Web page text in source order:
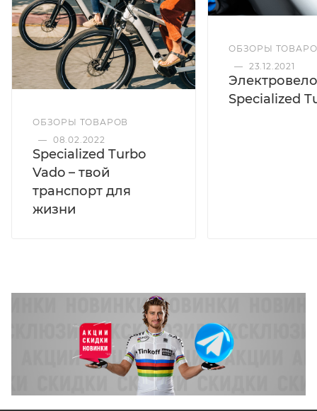
ОБЗОРЫ ТОВАРОВ
— 08.02.2022
Specialized Turbo
Vado – твой
транспорт для
жизни
ОБЗОРЫ
— 23.12.2021
Specialized